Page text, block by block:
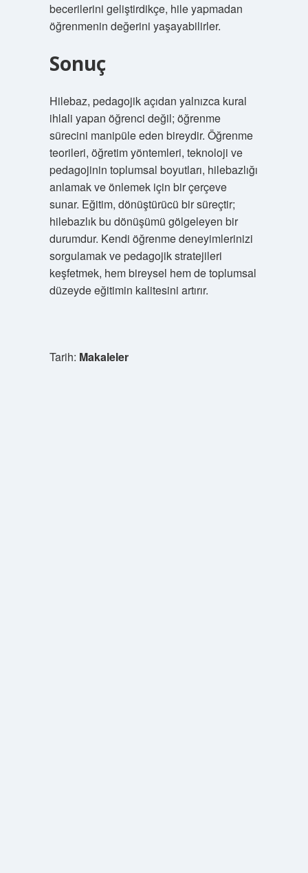
becerilerini geliştirdikçe, hile yapmadan
öğrenmenin değerini yaşayabilirler.
Sonuç
Hilebaz, pedagojik açıdan yalnızca kural
ihlali yapan öğrenci değil; öğrenme
sürecini manipüle eden bireydir. Öğrenme
teorileri, öğretim yöntemleri, teknoloji ve
pedagojinin toplumsal boyutları, hilebazlığı
anlamak ve önlemek için bir çerçeve
sunar. Eğitim, dönüştürücü bir süreçtir;
hilebazlık bu dönüşümü gölgeleyen bir
durumdur. Kendi öğrenme deneyimlerinizi
sorgulamak ve pedagojik stratejileri
keşfetmek, hem bireysel hem de toplumsal
düzeyde eğitimin kalitesini artırır.
Tarih: Makaleler